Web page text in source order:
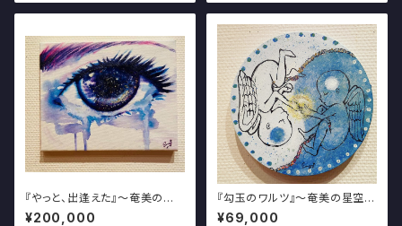
『やっと、出逢えた』～奄美の星
空を描く写真・アート展～
¥200,000
『勾玉のワルツ』～奄美の星空を
描く写真・アート展～
¥69,000